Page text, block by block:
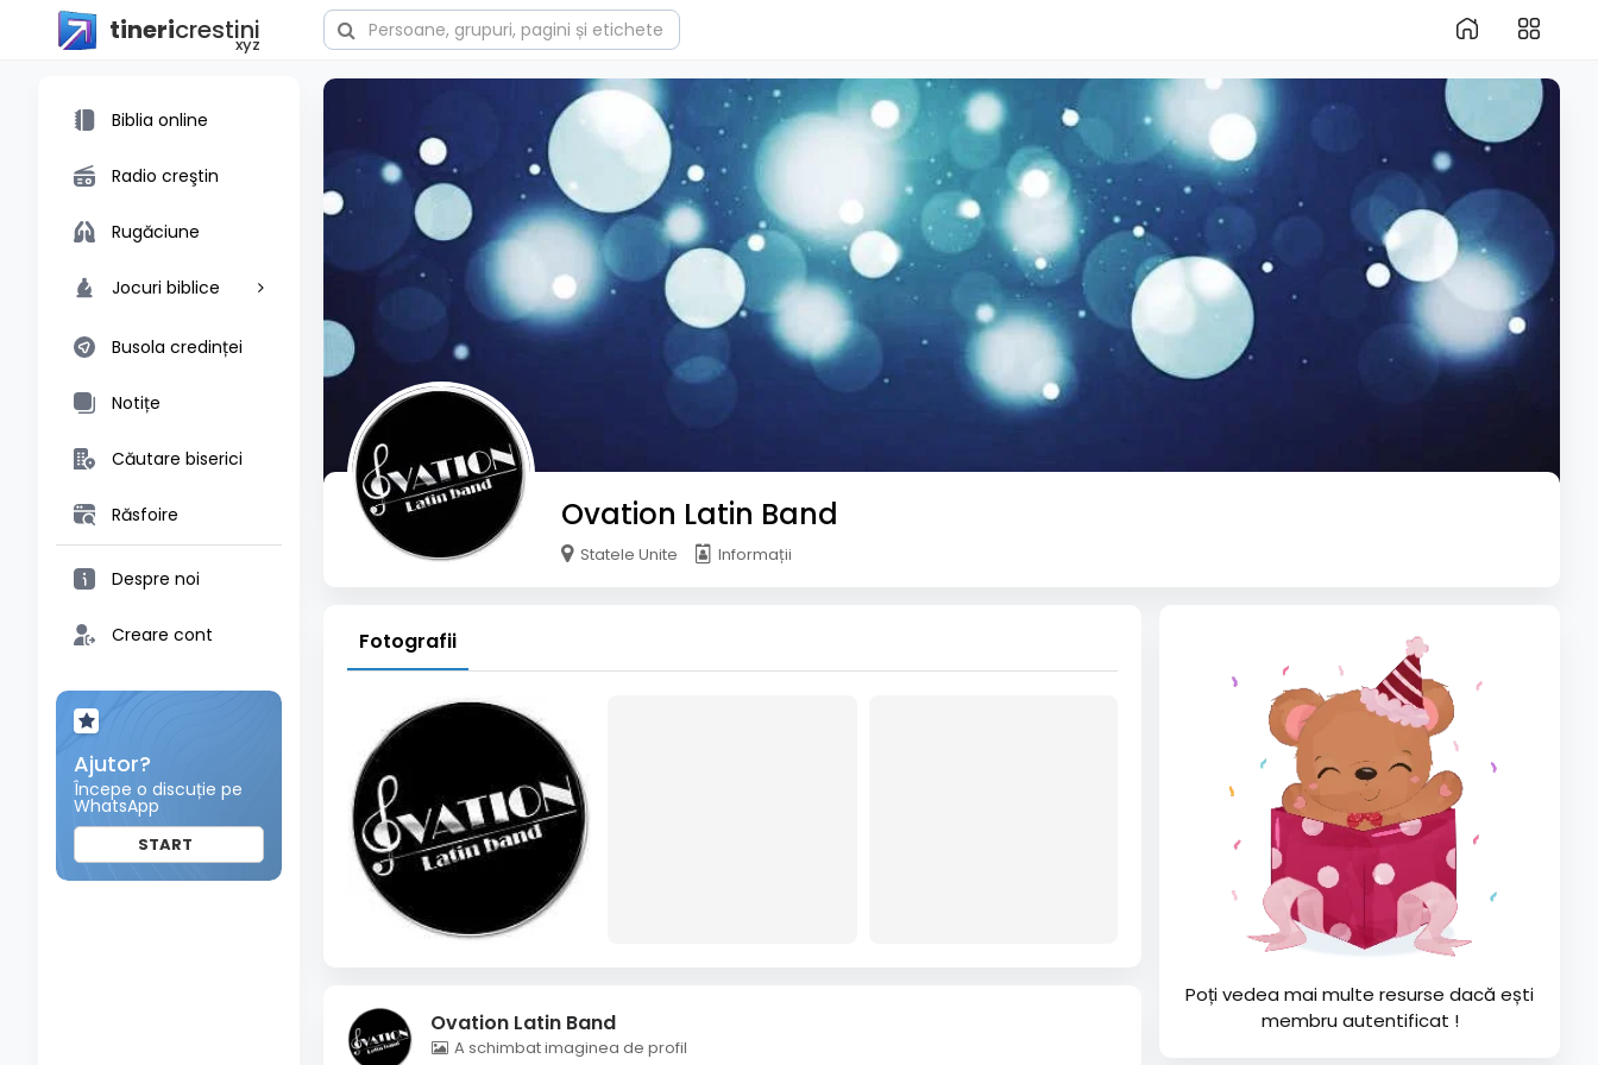
tinericrestini
xyz
Biblia online
Radio creştin
Rugăciune
Jocuri biblice
Busola credinței
Notițe
Căutare biserici
Răsfoire
Despre noi
Creare cont
Ajutor?
Începe o discuție pe
WhatsApp
START
Ovation Latin Band
Statele Unite Informații
Fotografii
Ovation Latin Band
A schimbat imaginea de profil
Poți vedea mai multe resurse dacă ești
membru autentificat !